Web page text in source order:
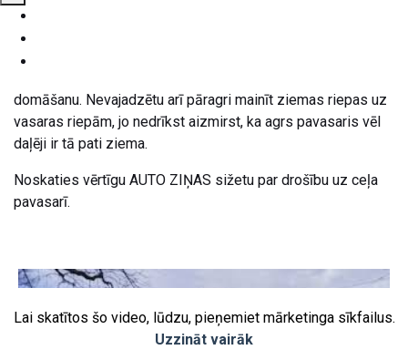
būtiski padomāt par satiksmes drošību.
Kā saka Drošas braukšanas skolas (
domāšanu. Nevajadzētu arī pāragri mainīt ziemas riepas uz
vasaras riepām, jo nedrīkst aizmirst, ka agrs pavasaris vēl
daļēji ir tā pati ziema.
Noskaties vērtīgu AUTO ZIŅAS sižetu par drošību uz ceļa
pavasarī.
Lai skatītos šo video, lūdzu, pieņemiet mārketinga sīkfailus.
Uzzināt vairāk